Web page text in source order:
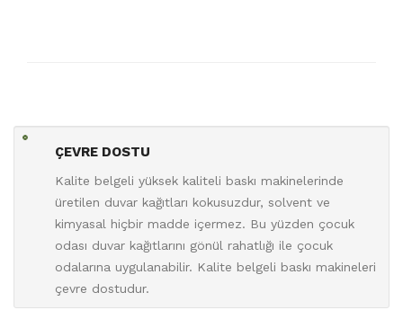
ÇEVRE DOSTU
Kalite belgeli yüksek kaliteli baskı makinelerinde
üretilen duvar kağıtları kokusuzdur, solvent ve
kimyasal hiçbir madde içermez. Bu yüzden çocuk
odası duvar kağıtlarını gönül rahatlığı ile çocuk
odalarına uygulanabilir. Kalite belgeli baskı makineleri
çevre dostudur.